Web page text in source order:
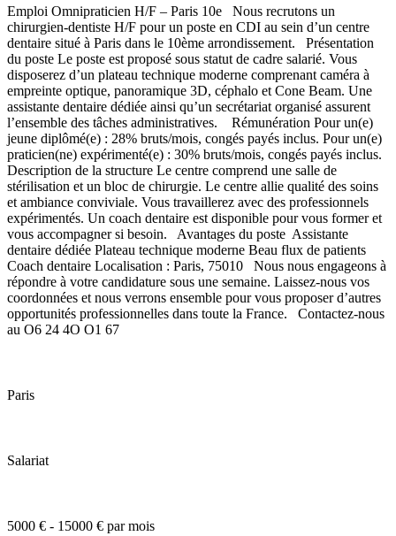
Emploi Omnipraticien H/F – Paris 10e Nous recrutons un
chirurgien-dentiste H/F pour un poste en CDI au sein d’un centre
dentaire situé à Paris dans le 10ème arrondissement. Présentation
du poste Le poste est proposé sous statut de cadre salarié. Vous
disposerez d’un plateau technique moderne comprenant caméra à
empreinte optique, panoramique 3D, céphalo et Cone Beam. Une
assistante dentaire dédiée ainsi qu’un secrétariat organisé assurent
l’ensemble des tâches administratives. Rémunération Pour un(e)
jeune diplômé(e) : 28% bruts/mois, congés payés inclus. Pour un(e)
praticien(ne) expérimenté(e) : 30% bruts/mois, congés payés inclus.
Description de la structure Le centre comprend une salle de
stérilisation et un bloc de chirurgie. Le centre allie qualité des soins
et ambiance conviviale. Vous travaillerez avec des professionnels
expérimentés. Un coach dentaire est disponible pour vous former et
vous accompagner si besoin. Avantages du poste Assistante
dentaire dédiée Plateau technique moderne Beau flux de patients
Coach dentaire Localisation : Paris, 75010 Nous nous engageons à
répondre à votre candidature sous une semaine. Laissez-nous vos
coordonnées et nous verrons ensemble pour vous proposer d’autres
opportunités professionnelles dans toute la France. Contactez-nous
au O6 24 4O O1 67
Paris
Salariat
5000 € - 15000 € par mois